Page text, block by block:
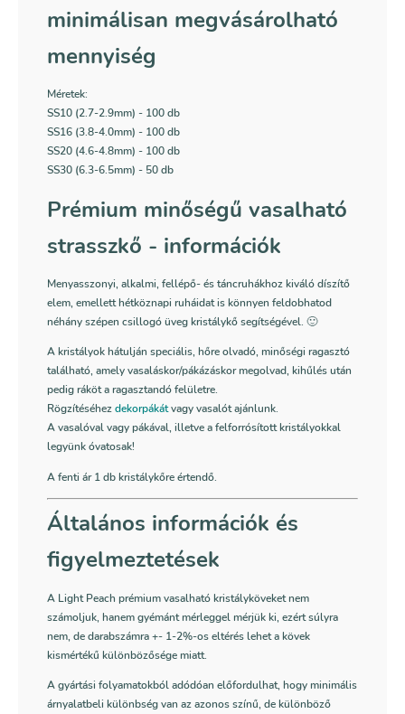
minimálisan megvásárolható
mennyiség
Méretek:
SS10 (2.7-2.9mm) - 100 db
SS16 (3.8-4.0mm) - 100 db
SS20 (4.6-4.8mm) - 100 db
SS30 (6.3-6.5mm) - 50 db
Prémium minőségű vasalható
strasszkő - információk
Menyasszonyi, alkalmi, fellépő- és táncruhákhoz kiváló díszítő
elem, emellett hétköznapi ruháidat is könnyen feldobhatod
néhány szépen csillogó üveg kristálykő segítségével. 🙂
A kristályok hátulján speciális, hőre olvadó, minőségi ragasztó
található, amely vasaláskor/pákázáskor megolvad, kihűlés után
pedig ráköt a ragasztandó felületre.
Rögzítéséhezdekorpákátvagy vasalót ajánlunk.
A vasalóval vagy pákával, illetve a felforrósított kristályokkal
legyünk óvatosak!
A fenti ár 1 db kristálykőre értendő.
Általános információk és
figyelmeztetések
A Light Peach prémium vasalható kristályköveket nem
számoljuk, hanem gyémánt mérleggel mérjük ki, ezért súlyra
nem, de darabszámra +- 1-2%-os eltérés lehet a kövek
kismértékű különbözősége miatt.
A gyártási folyamatokból adódóan előfordulhat, hogy minimális
árnyalatbeli különbség van az azonos színű, de különböző